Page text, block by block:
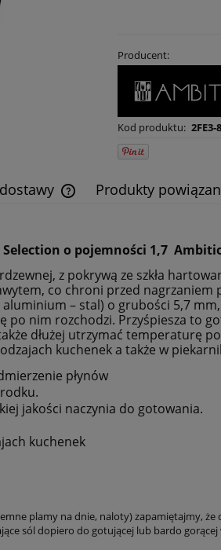
Producent:
Kod produktu: 2FE3-
płatności
Produkty
o pojemności 1,7
z pokrywą ze szkła
co chroni przed nagrzaniem
– stal) o grubości 5,7
nim rozchodzi. Przyśpiesza to
dłużej utrzymać temperaturę
kuchenek a także w
płynów
jakości naczynia do gotowania.
kuchenek
plamy na dnie, naloty) zapamiętajmy,
sól dopiero do gotującej lub bardo